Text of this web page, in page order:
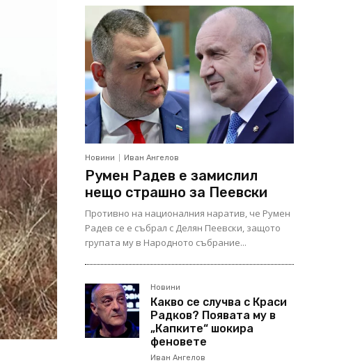
Новини Иван Ангелов
Румен Радев е замислил
нещо страшно за Пеевски
Противно на националния наратив, че Румен
Радев се е събрал с Делян Пеевски, защото
групата му в Народното събрание...
Новини
Какво се случва с Краси
Радков? Появата му в
„Капките“ шокира
феновете
Иван Ангелов